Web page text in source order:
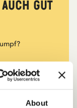
About
gut